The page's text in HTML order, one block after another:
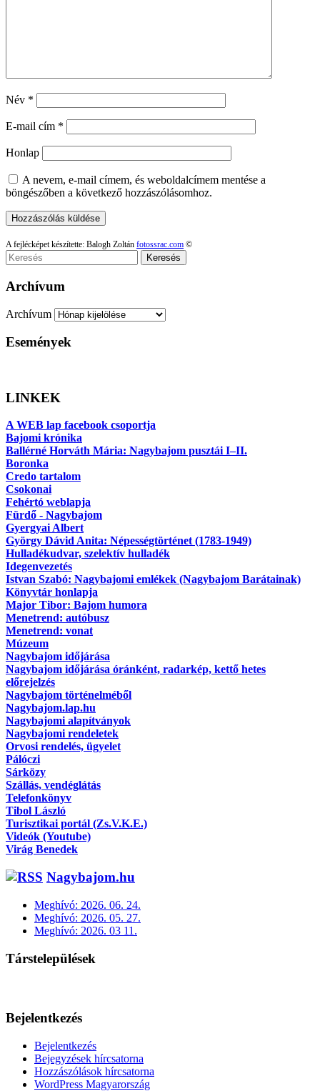
Név *
E-mail cím *
Honlap
A nevem, e-mail címem, és weboldalcímem mentése a
böngészőben a következő hozzászólásomhoz.
A fejlécképet készítette: Balogh Zoltán fotossrac.com ©
Keresés
Archívum
Archívum
Események
LINKEK
A WEB lap facebook csoportja
Bajomi krónika
Ballérné Horváth Mária: Nagybajom pusztái I–II.
Boronka
Credo tartalom
Csokonai
Fehértó weblapja
Fürdő - Nagybajom
Gyergyai Albert
György Dávid Anita: Népességtörténet (1783-1949)
Hulladékudvar, szelektív hulladék
Idegenvezetés
Istvan Szabó: Nagybajomi emlékek (Nagybajom Barátainak)
Könyvtár honlapja
Major Tibor: Bajom humora
Menetrend: autóbusz
Menetrend: vonat
Múzeum
Nagybajom időjárása
Nagybajom időjárása óránként, radarkép, kettő hetes
előrejelzés
Nagybajom történelméből
Nagybajom.lap.hu
Nagybajomi alapítványok
Nagybajomi rendeletek
Orvosi rendelés, ügyelet
Pálóczi
Sárközy
Szállás, vendéglátás
Telefonkönyv
Tibol László
Turisztikai portál (Zs.V.K.E.)
Videók (Youtube)
Virág Benedek
Nagybajom.hu
Meghívó: 2026. 06. 24.
Meghívó: 2026. 05. 27.
Meghívó: 2026. 03 11.
Társtelepülések
Bejelentkezés
Bejelentkezés
Bejegyzések hírcsatorna
Hozzászólások hírcsatorna
WordPress Magyarország